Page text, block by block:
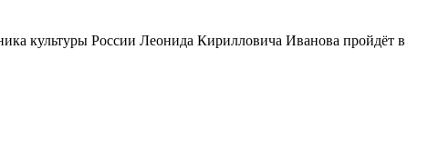
культуры России Леонида Кирилловича Иванова пройдёт в